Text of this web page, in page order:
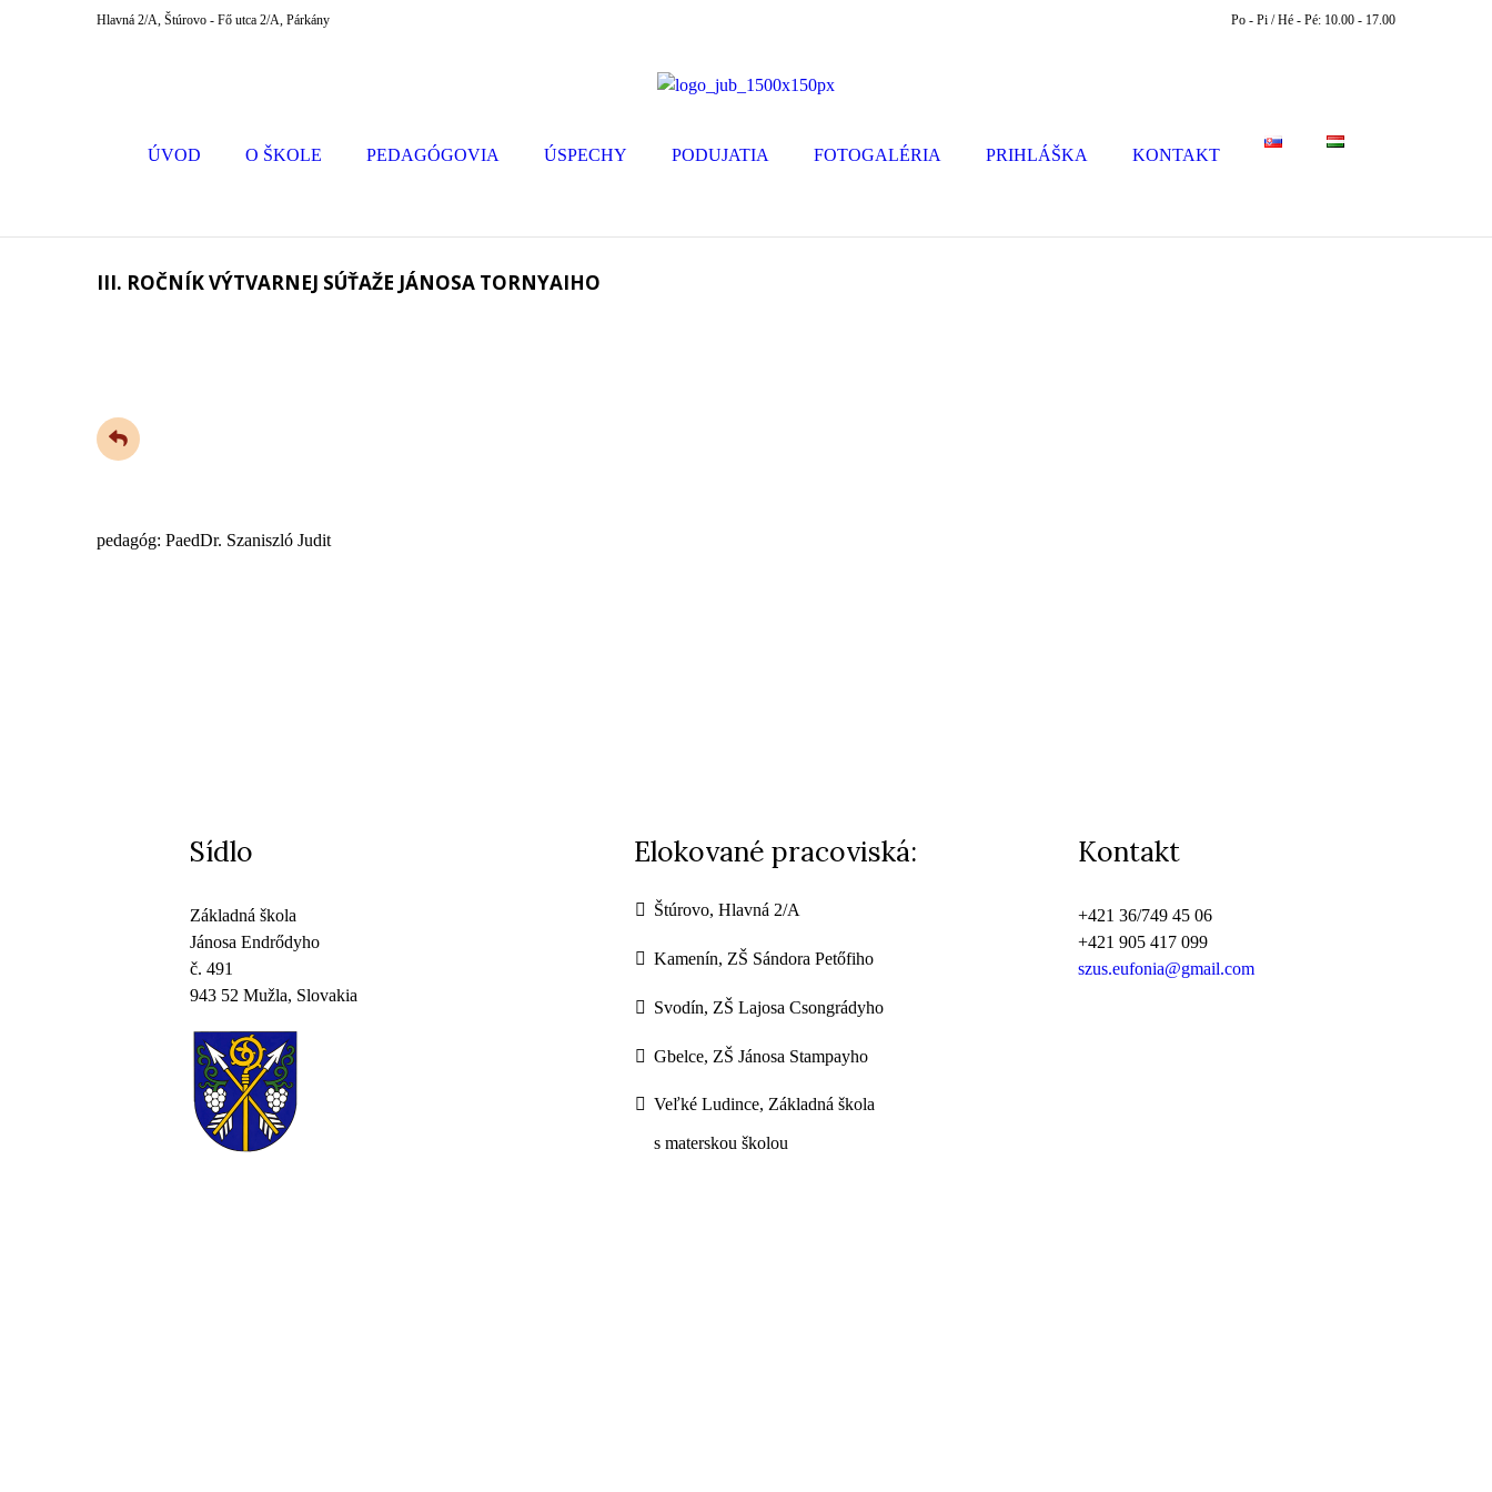
Hlavná 2/A, Štúrovo - Fő utca 2/A, Párkány Po - Pi / Hé - Pé: 10.00 - 17.00
ÚVOD O ŠKOLE PEDAGÓGOVIA ÚSPECHY PODUJATIA FOTOGALÉRIA PRIHLÁŠKA KONTAKT
III. ROČNÍK VÝTVARNEJ SÚŤAŽE JÁNOSA TORNYAIHO
pedagóg: PaedDr. Szaniszló Judit
Sídlo
Základná škola
Jánosa Endrődyho
č. 491
943 52 Mužla, Slovakia
Elokované pracoviská:
Štúrovo, Hlavná 2/A
Kamenín, ZŠ Sándora Petőfiho
Svodín, ZŠ Lajosa Csongrádyho
Gbelce, ZŠ Jánosa Stampayho
Veľké Ludince, Základná škola
s materskou školou
Kontakt
+421 36/749 45 06
+421 905 417 099
szus.eufonia@gmail.com